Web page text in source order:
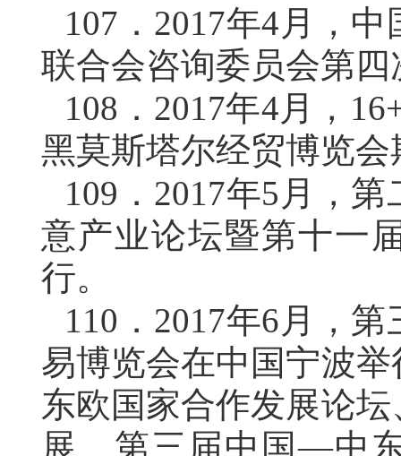
107． 2017年4月，
联合会咨询委员会第
108． 2017年4月，
黑莫斯塔尔经贸博览
109． 2017年5月，
意产业论坛暨第十一
行。
110． 2017年6月，
易博览会在中国宁波
东欧国家合作发展论
展、第三届中国—中